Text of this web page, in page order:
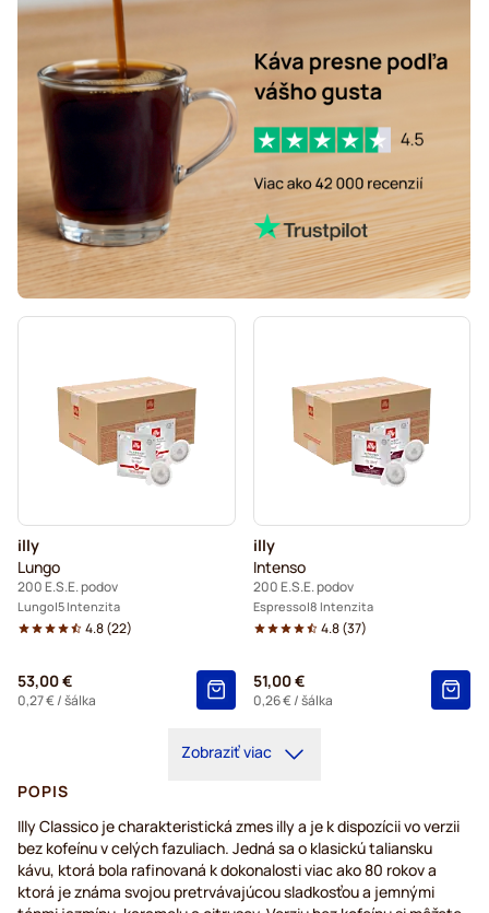
illy
Lungo
200 E.S.E. podov
Lungo 5 Intenzita
4.8(22)
53,00 €
0,27 €/ šálka
illy
Intenso
200 E.S.E. podov
Espresso 8 Intenzita
4.8(37)
51,00 €
0,26 €/ šálka
Zobraziť viac
POPIS
Illy Classico je charakteristická zmes illy a je k dispozícii vo verzii
bez kofeínu v celých fazuliach. Jedná sa o klasickú taliansku
kávu, ktorá bola rafinovaná k dokonalosti viac ako 80 rokov a
ktorá je známa svojou pretrvávajúcou sladkosťou a jemnými